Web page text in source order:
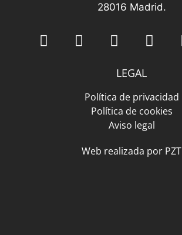
28016 Madrid.
LEGAL
Política de privacidad
Política de cookies
Aviso legal
Web realizada por PZT